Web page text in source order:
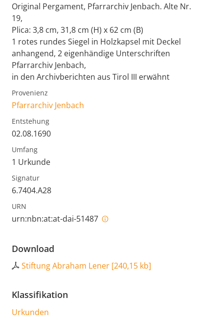
Original Pergament, Pfarrarchiv Jenbach. Alte Nr.
19,
Plica: 3,8 cm, 31,8 cm (H) x 62 cm (B)
1 rotes rundes Siegel in Holzkapsel mit Deckel
anhangend, 2 eigenhändige Unterschriften
Pfarrarchiv Jenbach,
in den Archivberichten aus Tirol III erwähnt
Provenienz
Pfarrarchiv Jenbach
Entstehung
02.08.1690
Umfang
1 Urkunde
Signatur
6.7404.A28
URN
urn:nbn:at:at-dai-51487
Download
Stiftung Abraham Lener [240,15 kb]
Klassifikation
Urkunden